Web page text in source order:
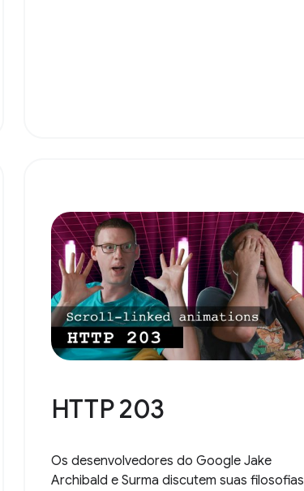
HTTP 203
Os desenvolvedores do Google Jake
Archibald e Surma discutem suas filosofias